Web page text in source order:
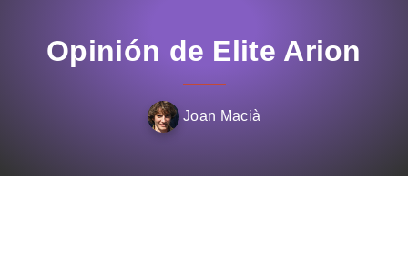
Opinión de Elite Arion
Joan Macià